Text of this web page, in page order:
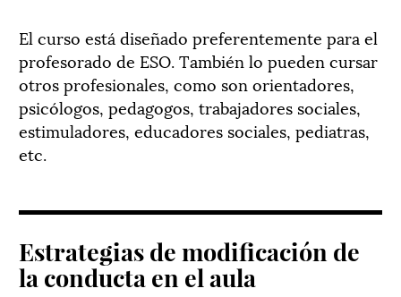
El curso está diseñado preferentemente para el
profesorado de ESO. También lo pueden cursar
otros profesionales, como son orientadores,
psicólogos, pedagogos, trabajadores sociales,
estimuladores, educadores sociales, pediatras,
etc.
Estrategias de modificación de
la conducta en el aula